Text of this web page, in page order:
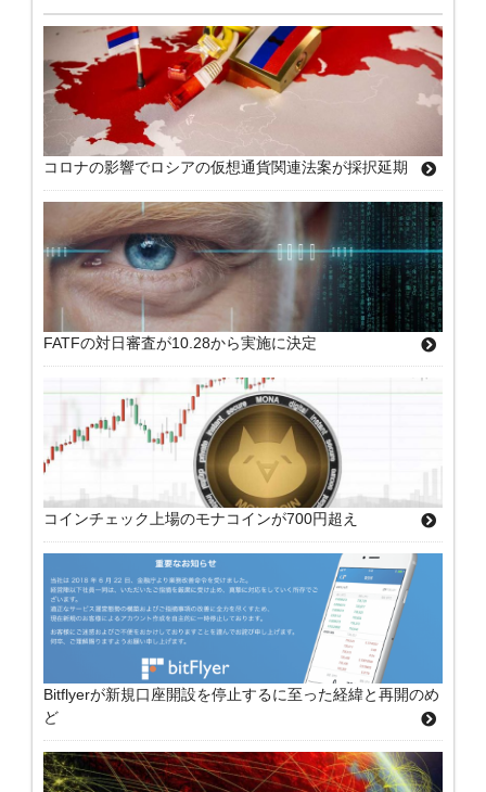
コロナの影響でロシアの仮想通貨関連法案が採択延期
FATFの対日審査が10.28から実施に決定
コインチェック上場のモナコインが700円超え
Bitflyerが新規口座開設を停止するに至った経緯と再開のめ
ど